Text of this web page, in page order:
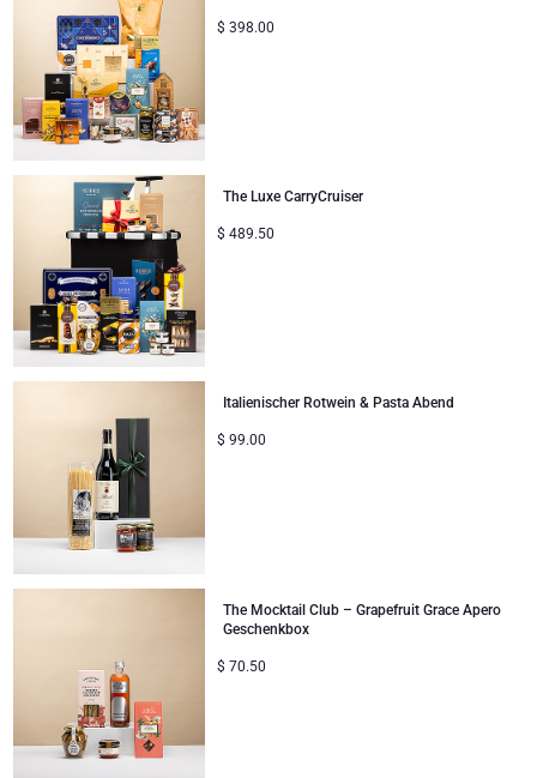
$ 398.00
The Luxe CarryCruiser
$ 489.50
Italienischer Rotwein & Pasta Abend
$ 99.00
The Mocktail Club – Grapefruit Grace Apero
Geschenkbox
$ 70.50